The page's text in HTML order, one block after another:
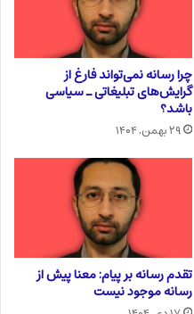
چرا رسانه نمی‌تواند فارغ از
گرایش‌های تبلیغاتی ـ سیاسی
باشد؟
۲۹ بهمن, ۱۴۰۴
تقدم رسانه بر پیام: معنا پیش از
رسانه موجود نیست